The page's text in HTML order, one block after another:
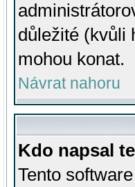
důležité (kvůli
mohou konat.
Návrat nahoru
Kdo napsal
Tento